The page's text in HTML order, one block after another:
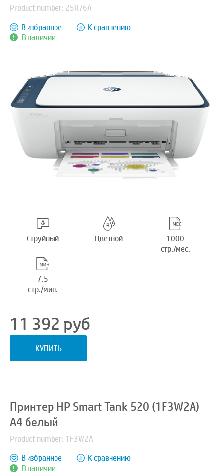
Product number: 25R76A
В наличии
В избранное К сравнению
Струйный Цветной
1000
стр./мес.
7.5
стр./мин.
11 392 руб
КУПИТЬ
Принтер HP Smart Tank 520 (1F3W2A)
A4 белый
Product number: 1F3W2A
В наличии
В избранное К сравнению